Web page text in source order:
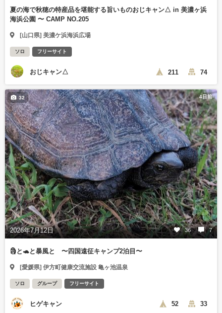
夏の海で秋穂の特産品を堪能する旨いものおじキャン△ in 美濃ヶ浜
海浜公園 〜 CAMP NO.205
[山口県] 美濃ケ浜海浜広場
ソロ フリーサイト
おじキャン△ 211 74
4日前
2026年7月12日 36 7
32
🗿と🐢と暴風と 〜四国遠征キャンプ2泊目〜
[愛媛県] 伊方町健康交流施設 亀ヶ池温泉
ソロ グループ フリーサイト
ヒゲキャン 52 33